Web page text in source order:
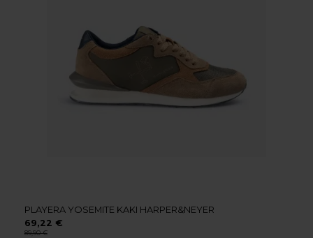
PLAYERA YOSEMITE KAKI HARPER&NEYER
69,22 €
89,90 €